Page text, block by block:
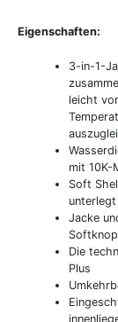
Eigenschaften:
3-in-1-
leicht
mit 10K-
Soft
unterlegt
Jacke
Die
Plus